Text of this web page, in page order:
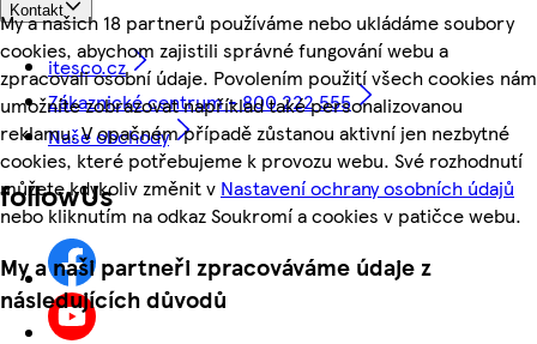
My a našich 18 partnerů používáme nebo ukládáme soubory
cookies, abychom zajistili správné fungování webu a
zpracovali osobní údaje. Povolením použití všech cookies nám
umožníte zobrazovat například také personalizovanou
reklamu. V opačném případě zůstanou aktivní jen nezbytné
cookies, které potřebujeme k provozu webu. Své rozhodnutí
můžete kdykoliv změnit v Nastavení ochrany osobních údajů
nebo kliknutím na odkaz Soukromí a cookies v patičce webu.
My a naši partneři zpracováváme údaje z
následujících důvodů
Kontakt
itesco.cz
Zákaznické centrum - 800 222 555
Naše obchody
followUs